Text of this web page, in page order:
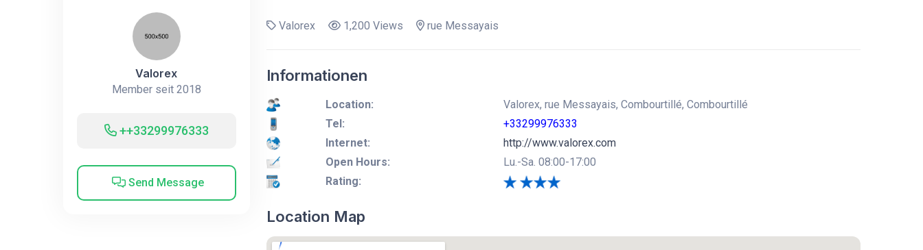
Valorex
Member seit 2018
++33299976333
Send Message
Valorex 1,200 Views rue Messayais
Informationen
Location:
Valorex, rue Messayais, Combourtillé, Combourtillé
Tel:
+33299976333
Internet:
http://www.valorex.com
Open Hours:
Lu.-Sa. 08:00-17:00
Rating:
Location Map